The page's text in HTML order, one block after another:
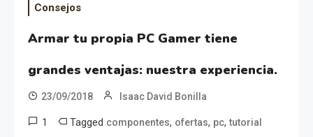
Consejos
Armar tu propia PC Gamer tiene
grandes ventajas: nuestra experiencia.
23/09/2018 Isaac David Bonilla
1 Tagged componentes, ofertas, pc,tutorial